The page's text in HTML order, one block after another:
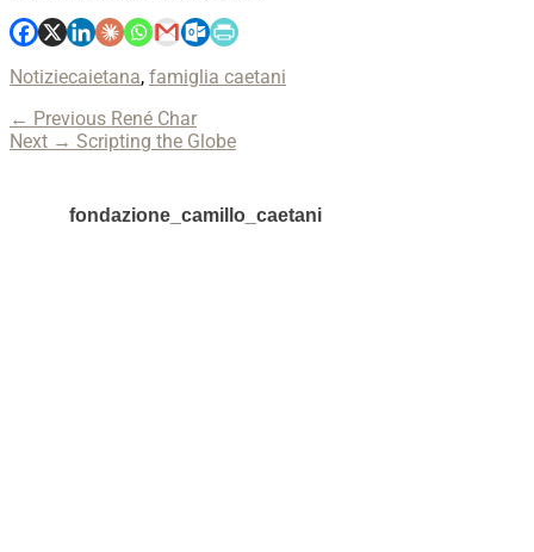
Categories
NotizieTags
caietana, famiglia caetani
Navigazione
articoli
← Previous Previous
post:
René Char
Next → Next
Scripting the Globe
fondazione_camillo_caetani